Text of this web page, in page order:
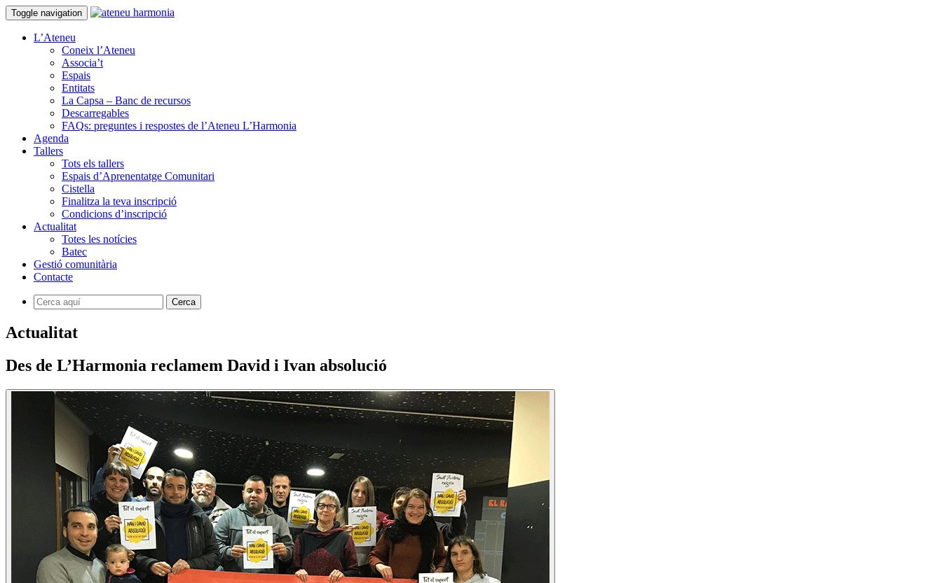
Toggle navigation
L’Ateneu
Coneix l’Ateneu
Associa’t
Espais
Entitats
La Capsa – Banc de recursos
Descarregables
FAQs: preguntes i respostes de l’Ateneu L’Harmonia
Agenda
Tallers
Tots els tallers
Espais d’Aprenentatge Comunitari
Cistella
Finalitza la teva inscripció
Condicions d’inscripció
Actualitat
Totes les notícies
Batec
Gestió comunitària
Contacte
Actualitat
Des de L’Harmonia reclamem David i Ivan absolució